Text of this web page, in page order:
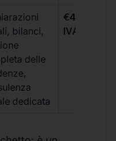
bilanci,
delle
dedicata
€499 +
IVA/